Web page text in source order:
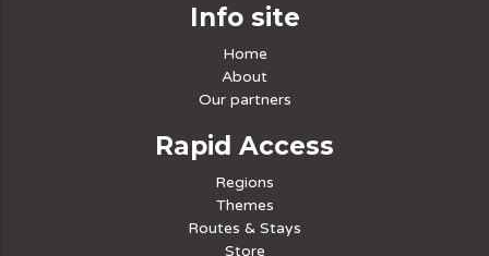
Info site
Home
About
Our partners
Rapid Access
Regions
Themes
Routes & Stays
Store